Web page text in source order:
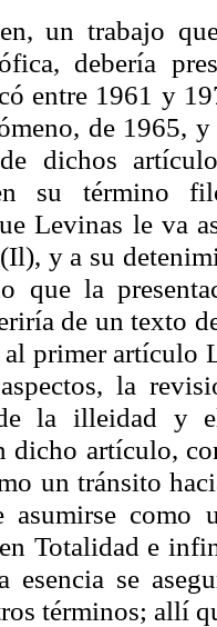
un trabajo
debería
entre 1961 y
de 1965,
dichos
su término
Levinas le va
Il), y a su
que la
de un texto
primer artículo
la
la illeidad y
dicho artículo,
un tránsito
asumirse como
Totalidad e
esencia se
términos; allí